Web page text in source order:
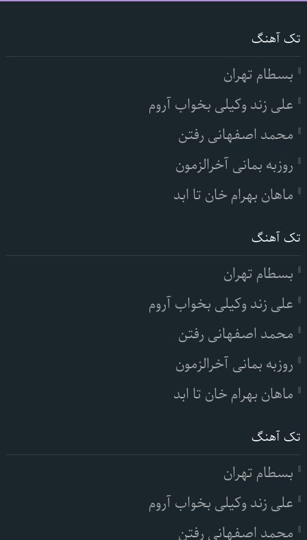
تک آهنگ
بسطام تهران
علی زند وکیلی بخواب آروم
محمد اصفهانی رفتن
روزبه بمانی آخرالزمون
ماهان بهرام خان تا ابد
تک آهنگ
بسطام تهران
علی زند وکیلی بخواب آروم
محمد اصفهانی رفتن
روزبه بمانی آخرالزمون
ماهان بهرام خان تا ابد
تک آهنگ
بسطام تهران
علی زند وکیلی بخواب آروم
محمد اصفهانی رفتن